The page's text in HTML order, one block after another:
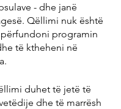
- dhe janë
Qëllimi nuk është
programin
të ktheheni në
duhet të jetë të
dhe të marrësh